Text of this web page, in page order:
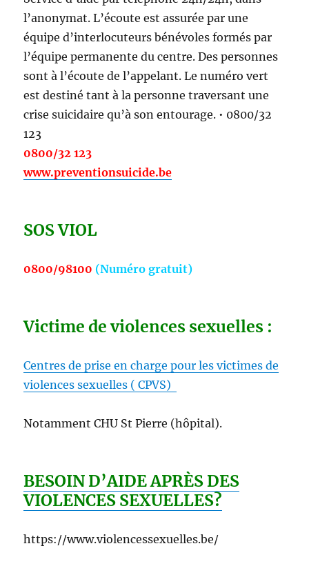
l’anonymat. L’écoute est assurée par une
équipe d’interlocuteurs bénévoles formés par
l’équipe permanente du centre. Des personnes
sont à l’écoute de l’appelant. Le numéro vert
est destiné tant à la personne traversant une
crise suicidaire qu’à son entourage. • 0800/32
123
0800/32 123
www.preventionsuicide.be
SOS VIOL
0800/98100 (Numéro gratuit)
Victime de violences sexuelles :
Centres de prise en charge pour les victimes de
violences sexuelles ( CPVS)
Notamment CHU St Pierre (hôpital).
BESOIN D’AIDE APRÈS DES
VIOLENCES SEXUELLES?
https://www.violencessexuelles.be/